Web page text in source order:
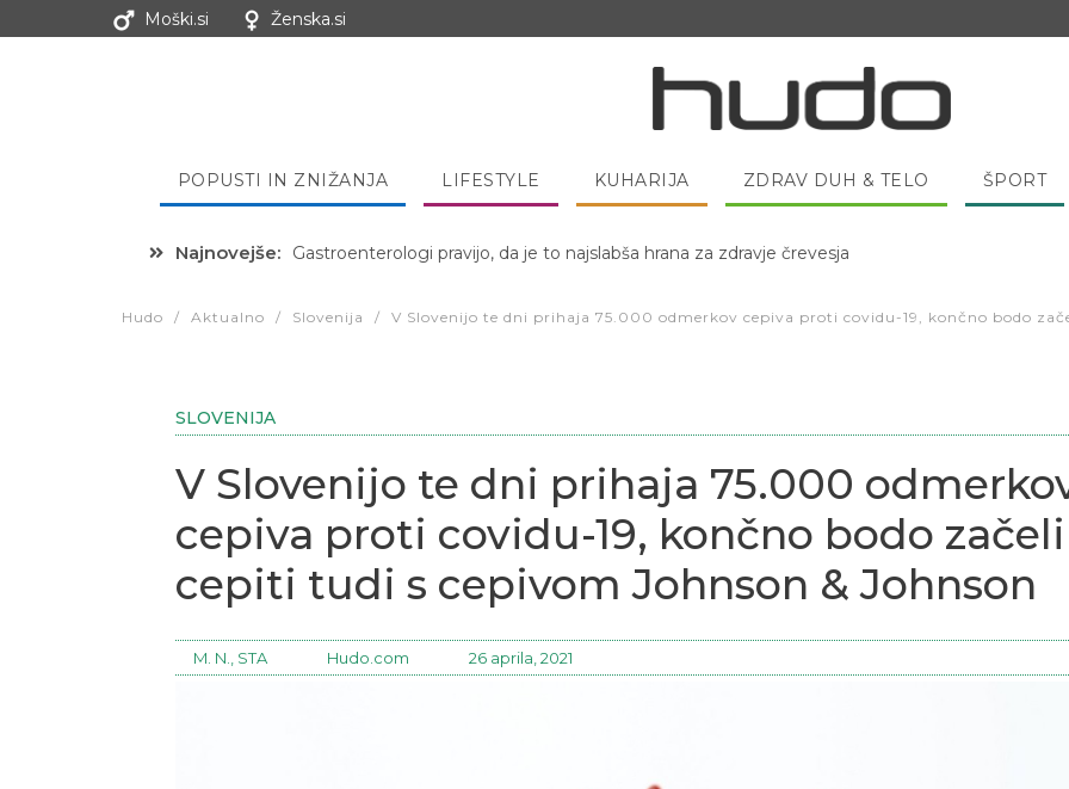
Moški.si Ženska.si
POPUSTI IN ZNIŽANJA LIFESTYLE KUHARIJA ZDRAV DUH & TELO ŠPORT
Najnovejše: Hibernacijska dieta: Zakaj je pred spanjem dobro pojesti žlico medu?
Hudo / Aktualno / Slovenija / V Slovenijo te dni prihaja 75.000 odmerkov cepiva proti covidu-19, končno bodo
SLOVENIJA
V Slovenijo te dni prihaja 75.000
cepiva proti covidu-19, končno bodo začeli
cepiti tudi s cepivom Johnson & Johnson
M. N., STA Hudo.com 26 aprila, 2021